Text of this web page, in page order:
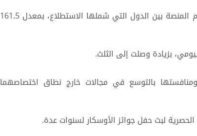
وجاءت كوريا الجنوبية في الصدارة من حيث استخدام المنصة بين الدول التي شملها الاستطلاع، بمعدل 161.5
بزيادة وصلت إلى الثلث.
بالتوسع في مجالات خارج نطاق اختصاصهما
لبث حفل جوائز الأوسكار لسنوات عدة.